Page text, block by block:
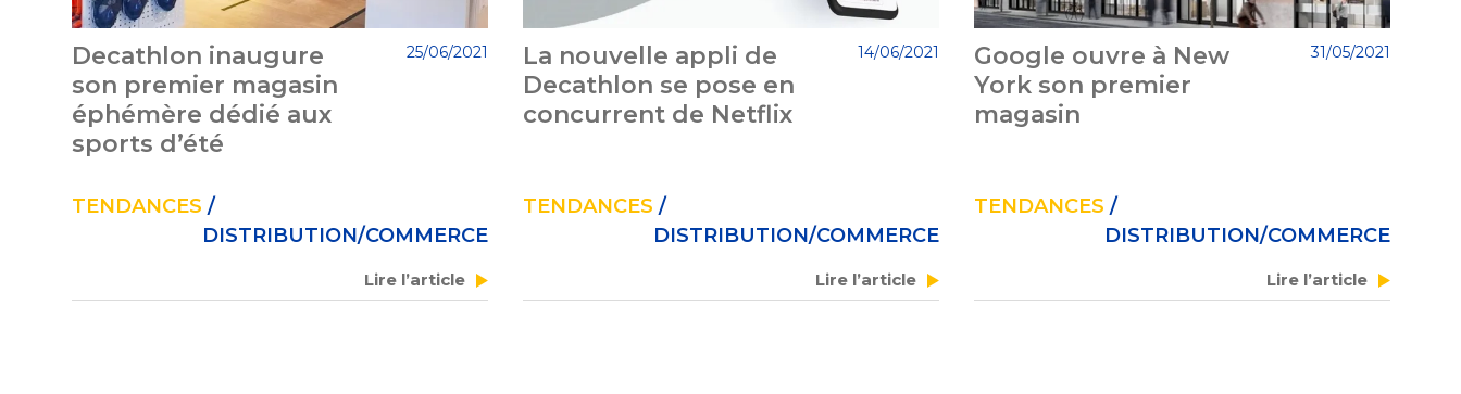
Decathlon inaugure
son premier magasin
éphémère dédié aux
sports d’été
25/06/2021
TENDANCES /
DISTRIBUTION/COMMERCE
Lire l’article
La nouvelle appli de
Decathlon se pose en
concurrent de Netflix
14/06/2021
TENDANCES /
DISTRIBUTION/COMMERCE
Lire l’article
Google ouvre à New
York son premier
magasin
31/05/2021
TENDANCES /
DISTRIBUTION/COMMERCE
Lire l’article